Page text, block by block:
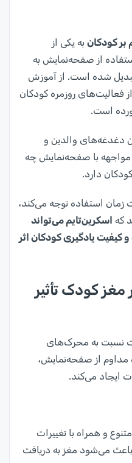
بر کودکان به یکی از
از صفحه‌نمایش به
شده است. از آموزش
فعالیت‌های روزمره کودکان
است.
دغدغه‌های والدین و
مواجهه با صفحه‌نمایش چه
دارد.
زمان استفاده توجه می‌کند،
که اسکرین‌تایم می‌تواند
کیفیت یادگیری کودکان اثر
مغز کودک تأثیر
نسبت به محرک‌های
از صفحه‌نمایش،
ایجاد می‌کند.
و همراه با تغییرات
می‌شود مغز به دریافت